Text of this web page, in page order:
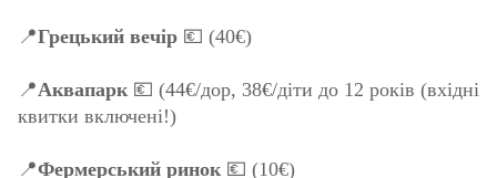
📍Грецький вечір 💶 (40€)
📍Аквапарк💶 (44€/дор, 38€/діти до 12 років (вхідні
квитки включені!)
📍Фермерський ринок💶 (10€)